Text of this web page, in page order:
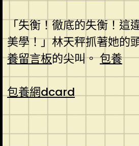
「失衡！徹底的失衡！這
美學！」林天秤抓著她的
養留言板的尖叫。包養
包養網dcard